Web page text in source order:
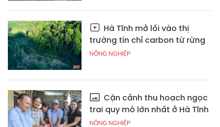
Hà Tĩnh mở lối vào thị
trường tín chỉ carbon từ rừng
NÔNG NGHIỆP
Cận cảnh thu hoạch ngọc
trai quy mô lớn nhất ở Hà Tĩnh
NÔNG NGHIỆP